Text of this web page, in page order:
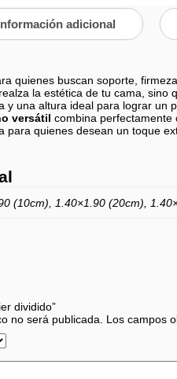
adicional
quienes buscan soporte,
la estética de tu cama, sino
y una altura ideal para lograr un
versátil combina perfectamente
para quienes desean un toque
(10cm), 1.40×1.90 (20cm),
dividido”
no será publicada.
Los campos